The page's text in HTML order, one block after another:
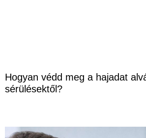
Hogyan védd meg a hajadat
sérülésektől?